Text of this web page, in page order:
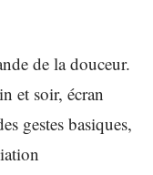
de la douceur.
et soir, écran
gestes basiques,